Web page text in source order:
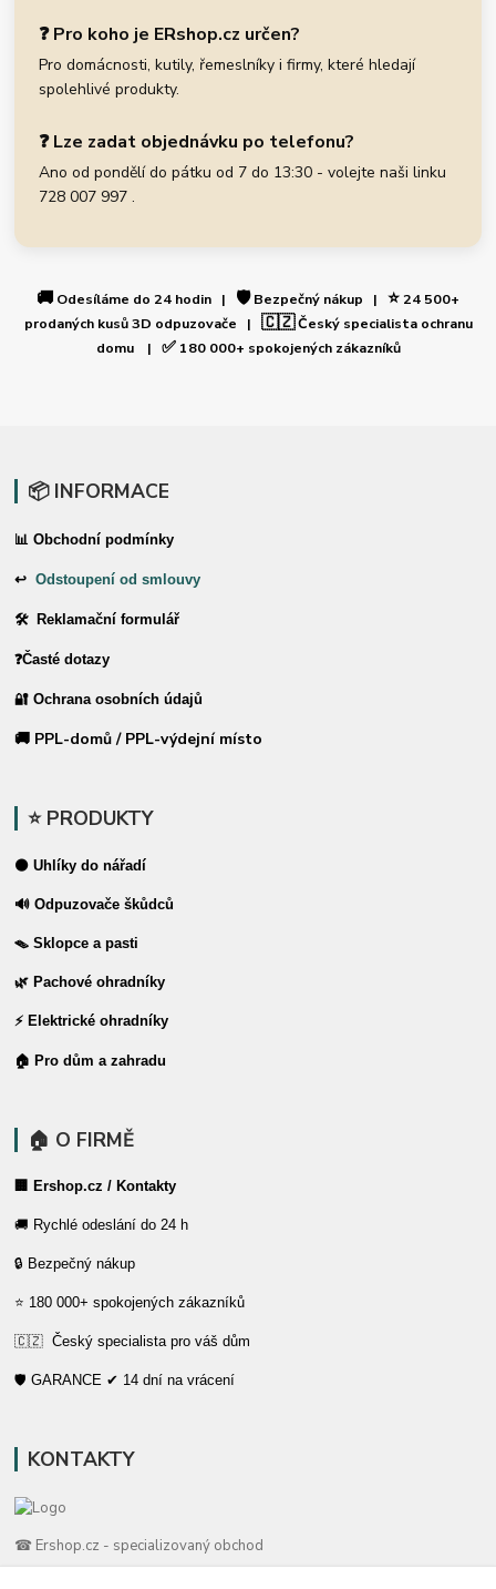
❓ Pro koho je ERshop.cz určen?
Pro domácnosti, kutily, řemeslníky i firmy, které hledají
spolehlivé produkty.
❓ Lze zadat objednávku po telefonu?
Ano od pondělí do pátku od 7 do 13:30 - volejte naši linku
728 007 997 .
🚚 Odesíláme do 24 hodin | 🛡️Bezpečný nákup | ⭐24 500+
prodaných kusů 3D odpuzovače | 🇨🇿Český specialista ochranu
domu | ✅180 000+ spokojených zákazníků
📦 INFORMACE
📊 Obchodní podmínky
↩Odstoupení od smlouvy
🛠 Reklamační formulář
❓Časté dotazy
🔐 Ochrana osobních údajů
🚚 PPL-domů / PPL-výdejní místo
⭐ PRODUKTY
⚫ Uhlíky do nářadí
🔊 Odpuzovače škůdců
🪤 Sklopce a pasti
🌿 Pachové ohradníky
⚡ Elektrické ohradníky
🏠 Pro dům a zahradu
🏠 O FIRMĚ
🏢 Ershop.cz / Kontakty
🚚 Rychlé odeslání do 24 h
🔒 Bezpečný nákup
⭐ 180 000+ spokojených zákazníků
🇨🇿 Český specialista pro váš dům
🛡️ GARANCE ✔ 14 dní na vrácení
KONTAKTY
☎ Ershop.cz - specializovaný obchod